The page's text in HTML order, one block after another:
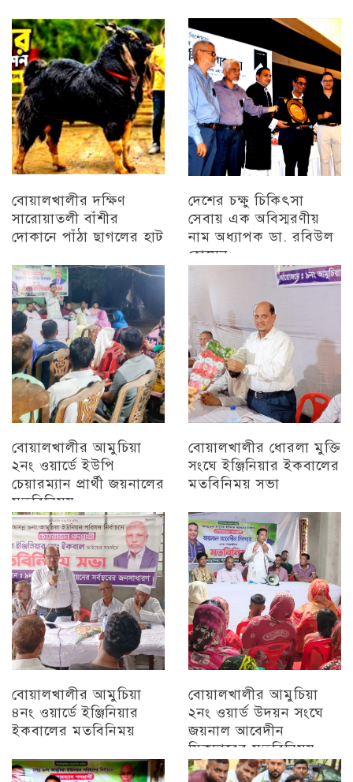
বোয়ালখালীর দক্ষিণ
সারোয়াতলী বাঁশীর
দোকানে পাঁঠা ছাগলের হাট
দেশের চক্ষু চিকিৎসা
সেবায় এক অবিস্মরণীয়
নাম অধ্যাপক ডা. রবিউল
হোসেন
বোয়ালখালীর আমুচিয়া
২নং ওয়ার্ডে ইউপি
চেয়ারম্যান প্রার্থী জয়নালের
মতবিনিময়
চট্টগ্রাম
বোয়ালখালীর ধোরলা মুক্তি
সংঘে ইঞ্জিনিয়ার ইকবালের
মতবিনিময় সভা
বোয়ালখালীর আমুচিয়া
৪নং ওয়ার্ডে ইঞ্জিনিয়ার
ইকবালের মতবিনিময়
বোয়ালখালীর আমুচিয়া
২নং ওয়ার্ড উদয়ন সংঘে
জয়নাল আবেদীন
সিকদারের মতবিনিময়
অন্যান্য